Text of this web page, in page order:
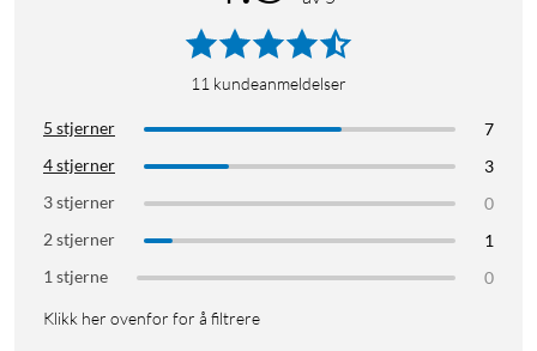
11 kundeanmeldelser
5 stjerner
7
4 stjerner
3
3 stjerner
0
2 stjerner
1
1 stjerne
0
Klikk her ovenfor for å filtrere